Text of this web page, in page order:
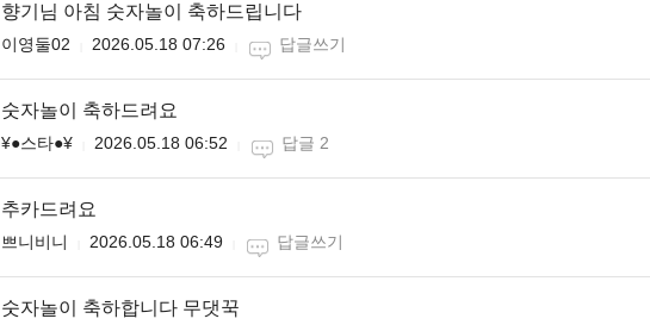
향기님 아침 숫자놀이 축하드립니다
이영둘02 2026.05.18 07:26 답글쓰기
숫자놀이 축하드려요
¥●스타●¥ 2026.05.18 06:52 답글 2
추카드려요
쁘니비니 2026.05.18 06:49 답글쓰기
숫자놀이 축하합니다 무댓꾹